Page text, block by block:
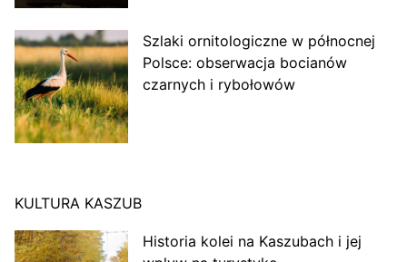
Szlaki ornitologiczne w północnej
Polsce: obserwacja bocianów
czarnych i rybołowów
KULTURA KASZUB
Historia kolei na Kaszubach i jej